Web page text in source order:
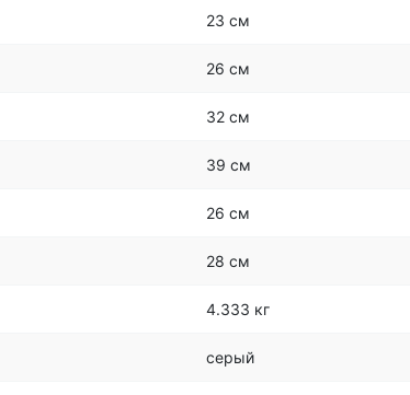
23 см
26 см
32 см
39 см
26 см
28 см
4.333 кг
серый